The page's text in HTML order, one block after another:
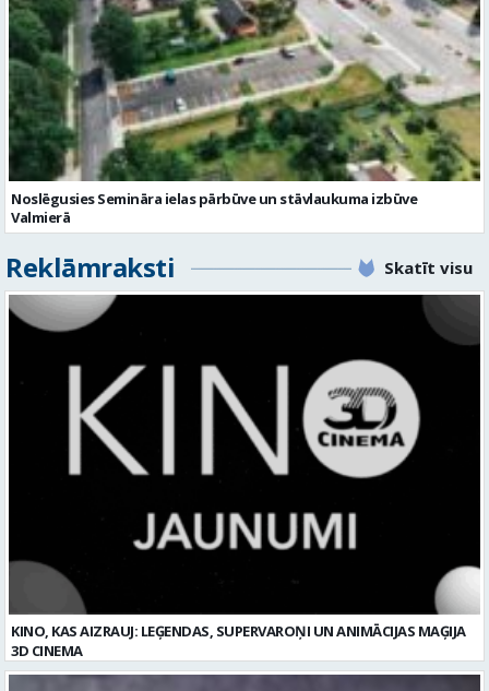
Noslēgusies Semināra ielas pārbūve un stāvlaukuma izbūve
Valmierā
Reklāmraksti Skatīt visu